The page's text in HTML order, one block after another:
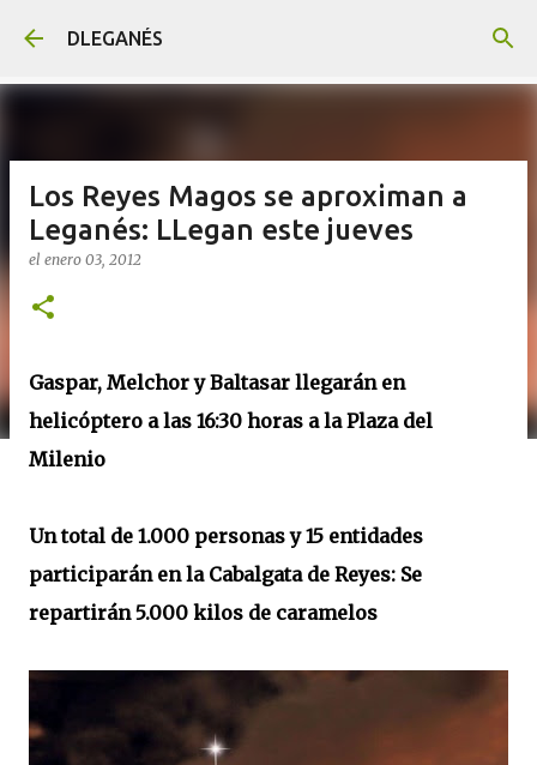
DLEGANÉS
Los Reyes Magos se aproximan a
Leganés: LLegan este jueves
el enero 03, 2012
Gaspar, Melchor y Baltasar llegarán en
helicóptero a las 16:30 horas a la Plaza del
Milenio
Un total de 1.000 personas y 15 entidades
participarán en la Cabalgata de Reyes: Se
repartirán 5.000 kilos de caramelos